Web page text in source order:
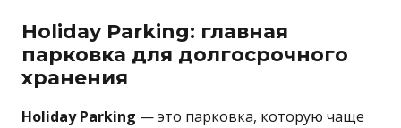
Holiday Parking: главная
парковка для долгосрочного
хранения
Holiday Parking — это парковка, которую чаще